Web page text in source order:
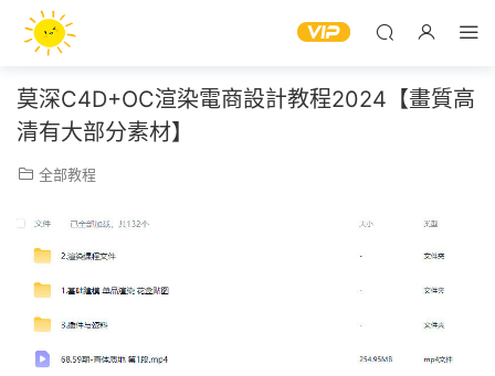
莫深C4D+OC渲染電商設計教程2024【畫質高
清有大部分素材】
全部教程